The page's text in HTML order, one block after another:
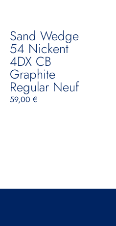
Sand Wedge
54 Nickent
4DX CB
Graphite
Regular Neuf
59,00€